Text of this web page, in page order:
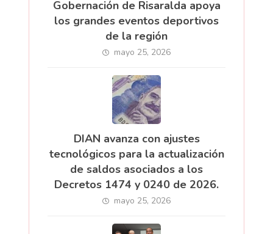
Gobernación de Risaralda apoya
los grandes eventos deportivos
de la región
mayo 25, 2026
DIAN avanza con ajustes
tecnológicos para la actualización
de saldos asociados a los
Decretos 1474 y 0240 de 2026.
mayo 25, 2026